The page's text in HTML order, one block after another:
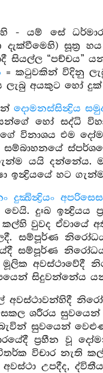
- යම් සේ
දැක්වීමෙහි)
සියල්ල “පච්චය”
= කටුවකින් විදිනු
ලැබු අයකුට හෝ
දොමනස්සින්‍ද්‍රිය
හෝ සද්ධි
විනාශය එම
සම්බාහනයේ
යයි දන්නේය.
ඉන්‍ද්‍රියයේ හට
දුක්‍ඛින්‍ද්‍රියං
දුඃඛ
කල්හි වුවද ඒවායේ
සම්පූර්ණ
සම්පූර්ණ
මූලික අවස්ථාවේදී
සිදුවන්නේය
අවස්ථාවන්හිදී
ශරීරය
සුවයෙන්
ප්‍රහීන වූ
විතර්ක විචාර නැති
උපදීද,